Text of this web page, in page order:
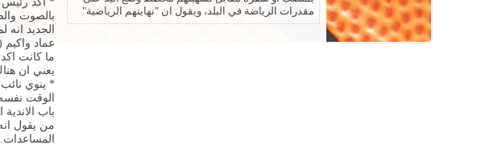
بالصوت
الجديد
عماد واكيم
ما كانت
يعني ان
* ينوي
الوقت نفسه
باب
من يقول
المساعدات.
مقدرات الرياضة في البلد، ويقول ان "نهايتهم الرياضية"